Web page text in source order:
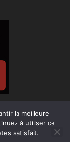
la meilleure
à utiliser ce
satisfait.